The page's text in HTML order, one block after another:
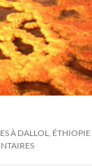
À DALLOL, ÉTHIOPIE